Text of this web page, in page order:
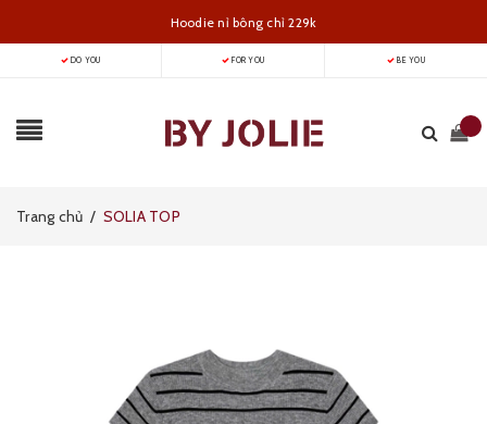
Hoodie nỉ bông chỉ 229k
DO YOU FOR YOU BE YOU
Trang chủ / SOLIA TOP